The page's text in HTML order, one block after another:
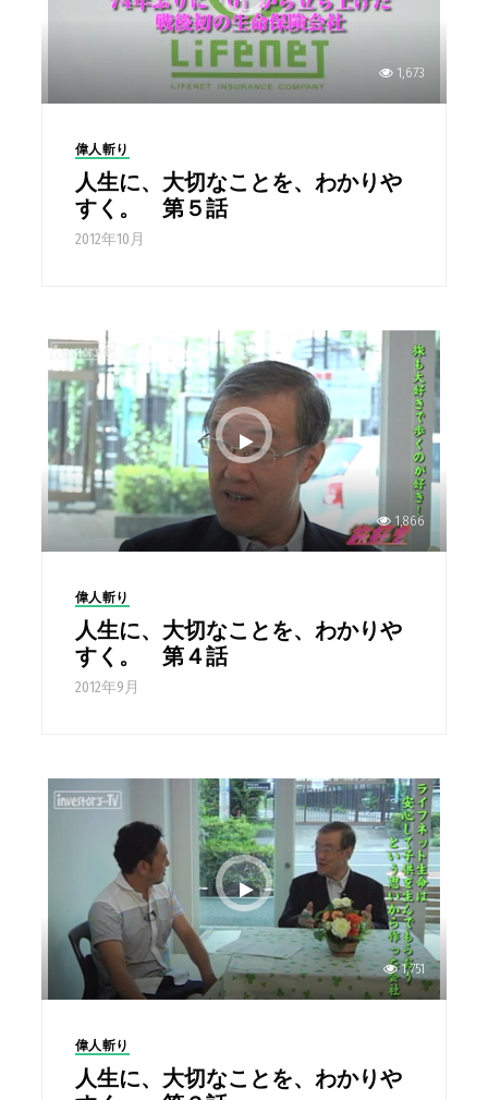
1,673
偉人斬り
人生に、大切なことを、わかりや
すく。 第５話
2012年10月
1,866
偉人斬り
人生に、大切なことを、わかりや
すく。 第４話
2012年9月
1,751
偉人斬り
人生に、大切なことを、わかりや